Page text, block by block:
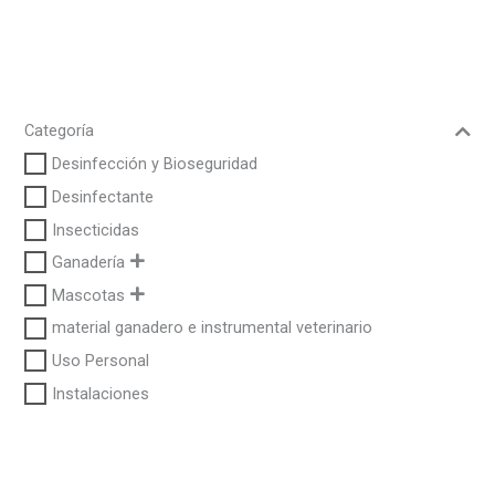
Categoría
Desinfección y Bioseguridad
Desinfectante
Insecticidas
Ganadería
Mascotas
material ganadero e instrumental veterinario
Uso Personal
Instalaciones